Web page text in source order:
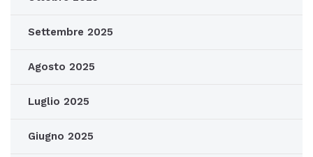
Settembre 2025
Agosto 2025
Luglio 2025
Giugno 2025